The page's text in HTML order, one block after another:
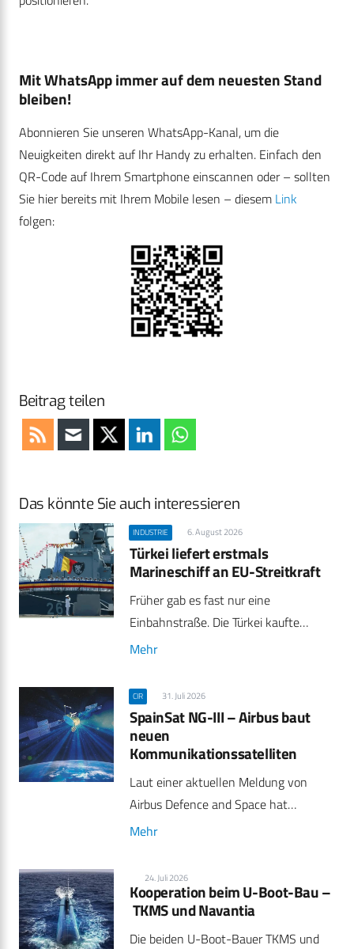
Mit WhatsApp immer auf dem neuesten Stand
bleiben!
Abonnieren Sie unseren WhatsApp-Kanal, um die
Neuigkeiten direkt auf Ihr Handy zu erhalten. Einfach den
QR-Code auf Ihrem Smartphone einscannen oder – sollten
Sie hier bereits mit Ihrem Mobile lesen – diesem Link
folgen:
Beitrag teilen
Das könnte Sie auch interessieren
INDUSTRIE 6. August 2026
Türkei liefert erstmals
Marineschiff an EU-Streitkraft
Früher gab es fast nur eine
Einbahnstraße. Die Türkei kaufte…
Mehr
CIR 31. Juli 2026
SpainSat NG-III – Airbus baut
neuen
Kommunikationssatelliten
Laut einer aktuellen Meldung von
Airbus Defence and Space hat…
Mehr
24. Juli 2026
Kooperation beim U-Boot-Bau –
TKMS und Navantia
Die beiden U-Boot-Bauer TKMS und